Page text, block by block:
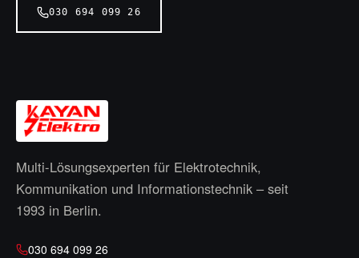
030 694 099 26
Multi-Lösungsexperten für Elektrotechnik,
Kommunikation und Informationstechnik – seit
1993 in Berlin.
030 694 099 26